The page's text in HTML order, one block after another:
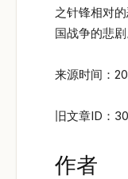
之针锋相对
国战争的悲剧
来源时间：
旧文章ID：
作者